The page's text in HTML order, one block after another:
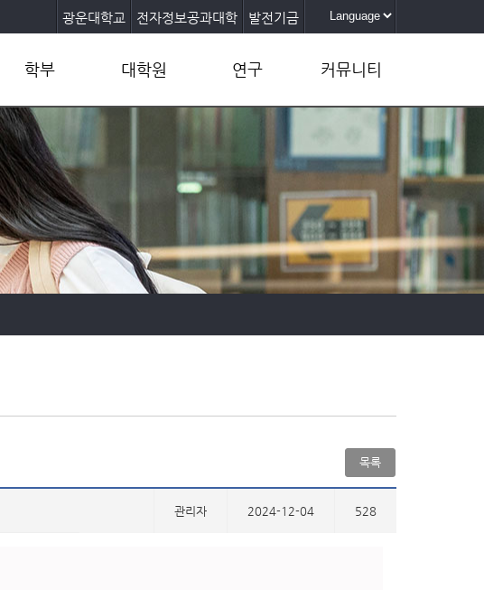
광운대학교 전자정보공과대학 발전기금
학부
교과과정
교과목소개
교과목 이수규정
공학인증
장학제도
대학원 연구 커뮤니티
공지사항(대학원)
학부뉴스
포커스
목록
관리자 2024-12-04 528